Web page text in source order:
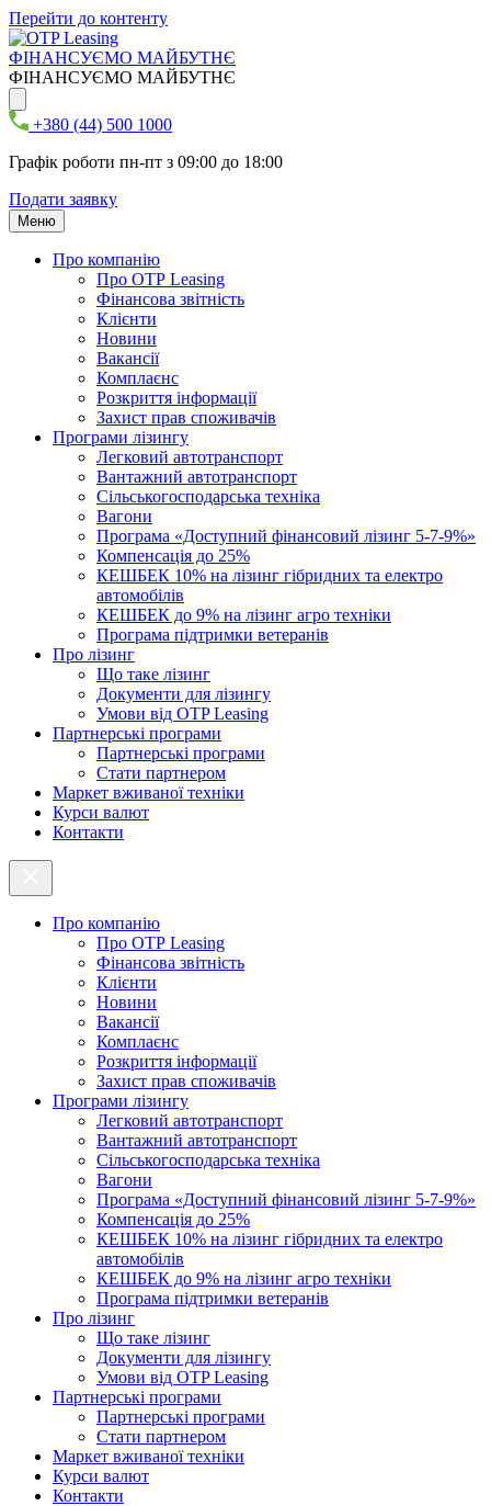
Перейти до контенту
ФІНАНСУЄМО МАЙБУТНЄ
ФІНАНСУЄМО МАЙБУТНЄ
+380 (44) 500 1000
Графік роботи пн-пт з 09:00 до 18:00
Подати заявку
Меню
Про компанію
Про ОТР Leasing
Фінансова звітність
Клієнти
Новини
Вакансії
Комплаєнс
Розкриття інформації
Захист прав споживачів
Програми лізингу
Легковий автотранспорт
Вантажний автотранспорт
Cільськогосподарська техніка
Вагони
Програма «Доступний фінансовий лізинг 5-7-9%»
Компенсація до 25%
КЕШБЕК 10% на лізинг гібридних та електро
автомобілів
КЕШБЕК до 9% на лізинг агро техніки
Програма підтримки ветеранів
Про лізинг
Що таке лізинг
Документи для лізингу
Умови від OTP Leasing
Партнерські програми
Партнерські програми
Стати партнером
Маркет вживаної техніки
Курси валют
Контакти
Про компанію
Про ОТР Leasing
Фінансова звітність
Клієнти
Новини
Вакансії
Комплаєнс
Розкриття інформації
Захист прав споживачів
Програми лізингу
Легковий автотранспорт
Вантажний автотранспорт
Cільськогосподарська техніка
Вагони
Програма «Доступний фінансовий лізинг 5-7-9%»
Компенсація до 25%
КЕШБЕК 10% на лізинг гібридних та електро
автомобілів
КЕШБЕК до 9% на лізинг агро техніки
Програма підтримки ветеранів
Про лізинг
Що таке лізинг
Документи для лізингу
Умови від OTP Leasing
Партнерські програми
Партнерські програми
Стати партнером
Маркет вживаної техніки
Курси валют
Контакти